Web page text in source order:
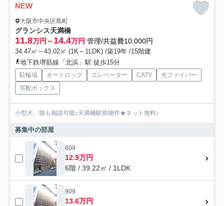
NEW
大阪市中央区島町
グランシス天満橋
11.8万円～14.4万円 管理/共益費10,000円
34.47㎡～43.02㎡ (1K～1LDK) /築19年 /15階建
地下鉄堺筋線「北浜」駅 徒歩15分
駐輪場 オートロック エレベーター CATV
光ファイバー
宅配ボックス
小型犬、猫も相談可能♪天満橋駅前物件★ネット無料♪
募集中の部屋
609
12.9万円
6階 / 39.22㎡ / 1LDK
909
13.6万円